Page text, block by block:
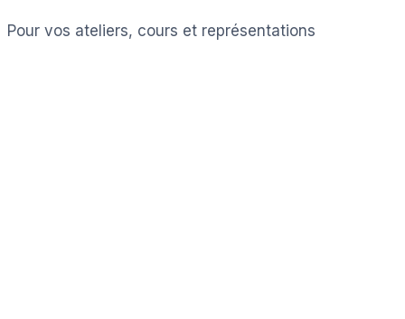
Pour vos ateliers, cours et représentations